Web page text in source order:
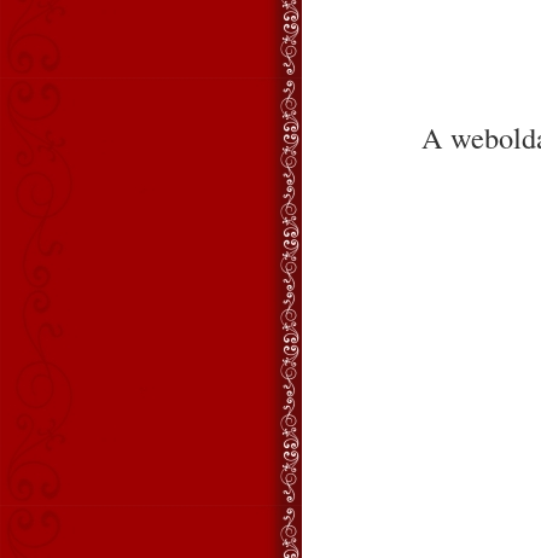
A